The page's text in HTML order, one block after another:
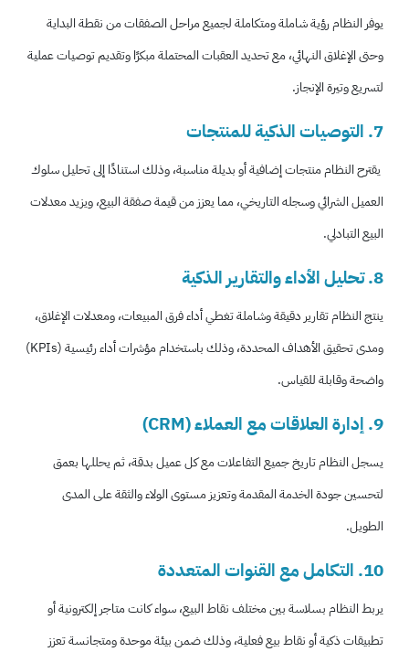
يوفر النظام رؤية شاملة ومتكاملة لجميع مراحل الصفقات من نقطة البداية
وحتى الإغلاق النهائي، مع تحديد العقبات المحتملة مبكرًا وتقديم توصيات عملية
لتسريع وتيرة الإنجاز.
7. التوصيات الذكية للمنتجات
يقترح النظام منتجات إضافية أو بديلة مناسبة، وذلك استنادًا إلى تحليل سلوك
العميل الشرائي وسجله التاريخي، مما يعزز من قيمة صفقة البيع، ويزيد معدلات
البيع التبادلي.
8. تحليل الأداء والتقارير الذكية
ينتج النظام تقارير دقيقة وشاملة تغطي أداء فرق المبيعات، ومعدلات الإغلاق،
ومدى تحقيق الأهداف المحددة، وذلك باستخدام مؤشرات أداء رئيسية (KPIs)
واضحة وقابلة للقياس.
9. إدارة العلاقات مع العملاء (CRM)
يسجل النظام تاريخ جميع التفاعلات مع كل عميل بدقة، ثم يحللها بعمق
لتحسين جودة الخدمة المقدمة وتعزيز مستوى الولاء والثقة على المدى
الطويل.
10. التكامل مع القنوات المتعددة
يربط النظام بسلاسة بين مختلف نقاط البيع، سواء كانت متاجر إلكترونية أو
تطبيقات ذكية أو نقاط بيع فعلية، وذلك ضمن بيئة موحدة ومتجانسة تعزز